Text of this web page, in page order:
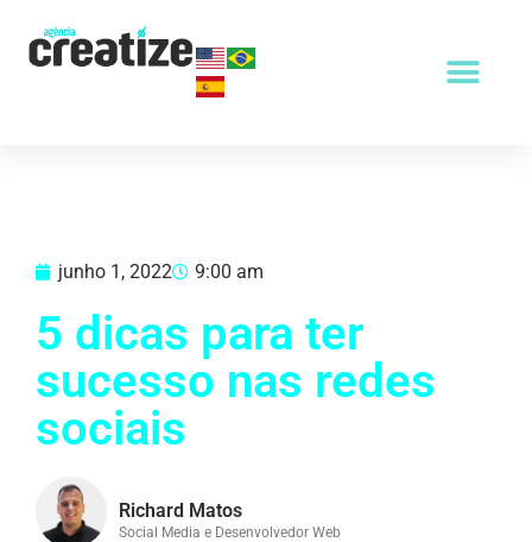
junho 1, 2022 9:00 am
5 dicas para ter
sucesso nas redes
sociais
Richard Matos
Social Media e Desenvolvedor Web